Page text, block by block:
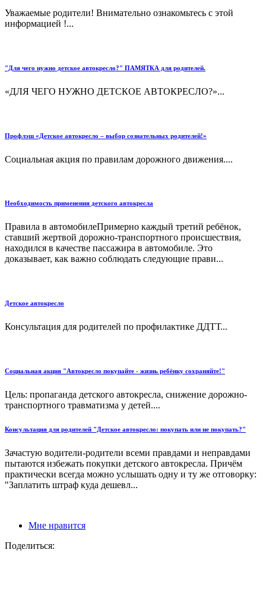
Уважаемые родители! Внимательно ознакомьтесь с этой
информацией !...
"Для чего нужно детское автокресло?" ПАМЯТКА для родителей.
«ДЛЯ ЧЕГО НУЖНО ДЕТСКОЕ АВТОКРЕСЛО?»...
Профлэш «Детское автокресло – выбор сознательных родителей!»
Социальная акция по правилам дорожного движения....
Необходимость применения детского автокресла
Правила в автомобилеПримерно каждый третий ребёнок,
ставший жертвой дорожно-транспортного происшествия,
находился в качестве пассажира в автомобиле. Это
доказывает, как важно соблюдать следующие прави...
Детское автокресло
Консультация для родителей по профилактике ДДТТ...
Cоциальная акция "Автокресло покупайте - жизнь ребёнку сохраняйте!"
Цель: пропаганда детского автокресла, снижение дорожно-
транспортного травматизма у детей....
Консультация для родителей "Детское автокресло: покупать или не покупать?"
Зачастую водители-родители всеми правдами и неправдами
пытаются избежать покупки детского автокресла. Причём
практически всегда можно услышать одну и ту же отговорку:
"Заплатить штраф куда дешевл...
Мне нравится
Поделиться: